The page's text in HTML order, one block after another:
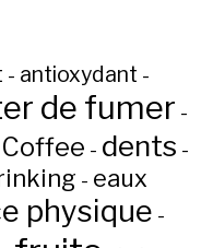
- antioxydant -
de fumer -
Coffee - dents -
- eaux
physique -